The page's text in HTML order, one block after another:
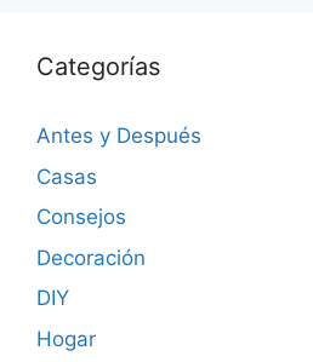
Categorías
Antes y Después
Casas
Consejos
Decoración
DIY
Hogar